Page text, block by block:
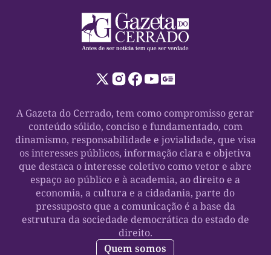
A Gazeta do Cerrado, tem como compromisso gerar
conteúdo sólido, conciso e fundamentado, com
dinamismo, responsabilidade e jovialidade, que visa
os interesses públicos, informação clara e objetiva
que destaca o interesse coletivo como vetor e abre
espaço ao público e à academia, ao direito e a
economia, a cultura e a cidadania, parte do
pressuposto que a comunicação é a base da
estrutura da sociedade democrática do estado de
direito.
Quem somos